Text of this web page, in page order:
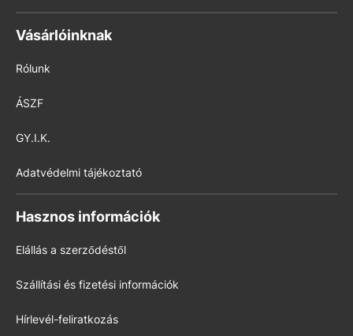
Vásárlóinknak
Rólunk
ÁSZF
GY.I.K.
Adatvédelmi tájékoztató
Hasznos információk
Elállás a szerződéstől
Szállítási és fizetési információk
Hírlevél-feliratkozás